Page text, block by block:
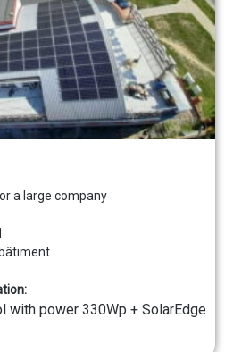
a large company
with power 330Wp + SolarEdge